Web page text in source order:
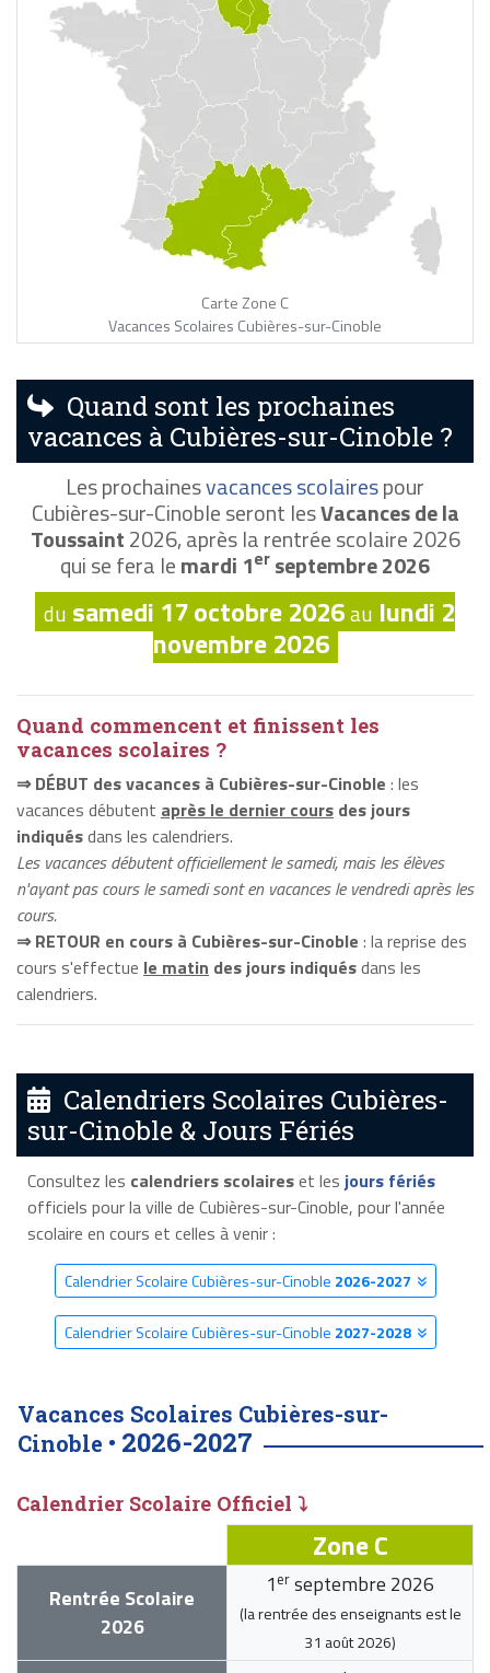
Carte Zone C
Vacances Scolaires Cubières-sur-Cinoble
Quand sont les prochaines
vacances à Cubières-sur-Cinoble ?
Les prochainesvacances scolairespour
Cubières-sur-Cinoble seront lesVacances de la
Toussaint2026, après la rentrée scolaire 2026
qui se fera lemardi 1er septembre 2026
du samedi 17 octobre 2026au lundi 2
novembre 2026
Quand commencent et finissent les
vacances scolaires ?
⇒ DÉBUT des vacances à Cubières-sur-Cinoble : les
vacances débutent après le dernier cours des jours
indiquésdans les calendriers.
Les vacances débutent officiellement le samedi, mais les élèves
n'ayant pas cours le samedi sont en vacances le vendredi après les
cours.
⇒ RETOUR en cours à Cubières-sur-Cinoble : la reprise des
cours s'effectue le matin des jours indiquésdans les
calendriers.
Calendriers Scolaires Cubières-
sur-Cinoble & Jours Fériés
Consultez les calendriers scolaireset les jours fériés
officiels pour la ville de Cubières-sur-Cinoble, pour l'année
scolaire en cours et celles à venir :
Calendrier Scolaire Cubières-sur-Cinoble 2026-2027
Calendrier Scolaire Cubières-sur-Cinoble 2027-2028
Vacances Scolaires Cubières-sur-
Cinoble • 2026-2027
Calendrier Scolaire Officiel ⤵
Zone C
Rentrée Scolaire
2026
1 er septembre 2026
(la rentrée des enseignants est le
31 août 2026)